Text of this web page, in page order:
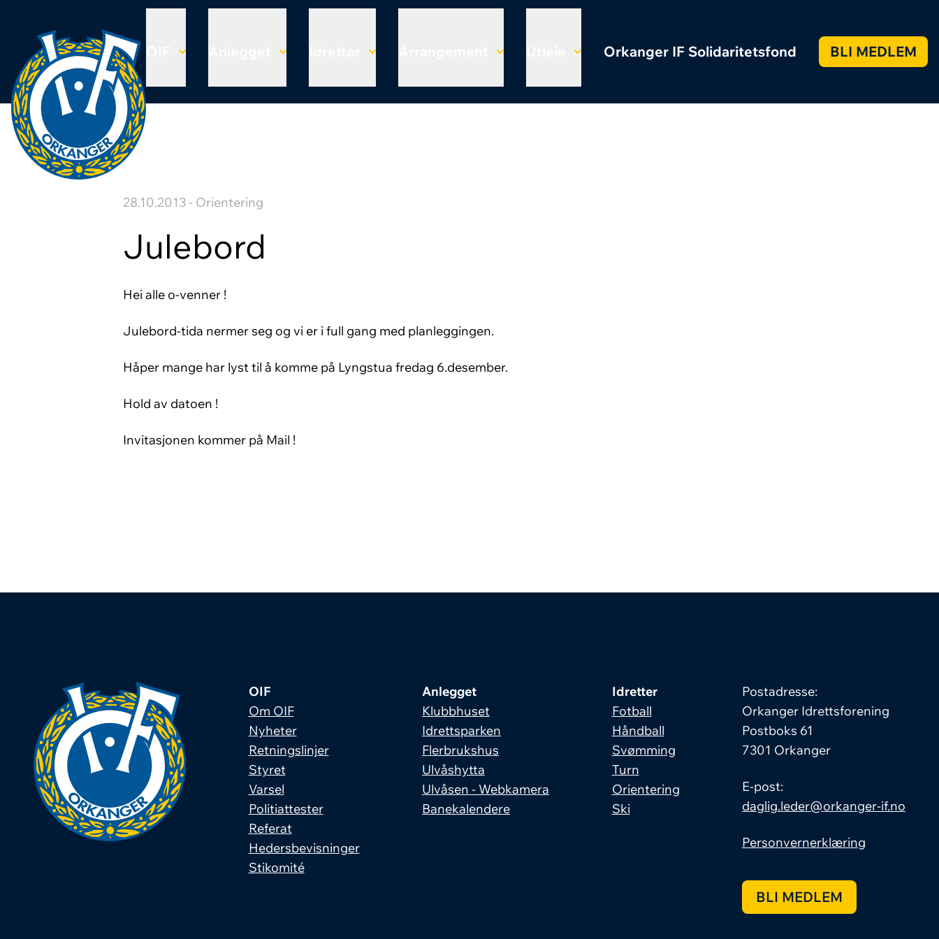
Orkanger IF Solidaritetsfond BLI MEDLEM
28.10.2013 - Orientering
Julebord
Hei alle o-venner !
Julebord-tida nermer seg og vi er i full gang med planleggingen.
Håper mange har lyst til å komme på Lyngstua fredag 6.desember.
Hold av datoen !
Invitasjonen kommer på Mail !
OIF
Om OIF
Nyheter
Retningslinjer
Styret
Varsel
Politiattester
Referat
Hedersbevisninger
Stikomité
Anlegget
Klubbhuset
Idrettsparken
Flerbrukshus
Ulvåshytta
Ulvåsen - Webkamera
Banekalendere
Idretter
Fotball
Håndball
Svømming
Turn
Orientering
Ski
Postadresse:
Orkanger Idrettsforening
Postboks 61
7301 Orkanger
E-post:
daglig.leder@orkanger-if.no
Personvernerklæring
BLI MEDLEM